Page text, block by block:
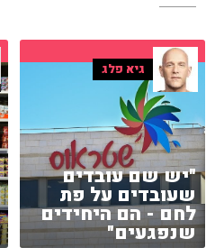
גיא פלג
"יש שם עובדים
שעובדים על פת
לחם - הם היחידים
שנפגעים"